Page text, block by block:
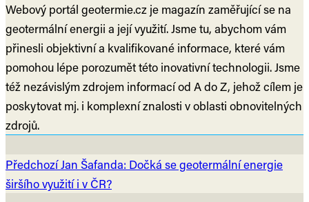
Webový portál geotermie.cz je magazín zaměřující se na
geotermální energii a její využití. Jsme tu, abychom vám
přinesli objektivní a kvalifikované informace, které vám
pomohou lépe porozumět této inovativní technologii. Jsme
též nezávislým zdrojem informací od A do Z, jehož cílem je
poskytovat mj. i komplexní znalosti v oblasti obnovitelných
zdrojů.
PředchozíJan Šafanda: Dočká se geotermální energie
širšího využití i v ČR?